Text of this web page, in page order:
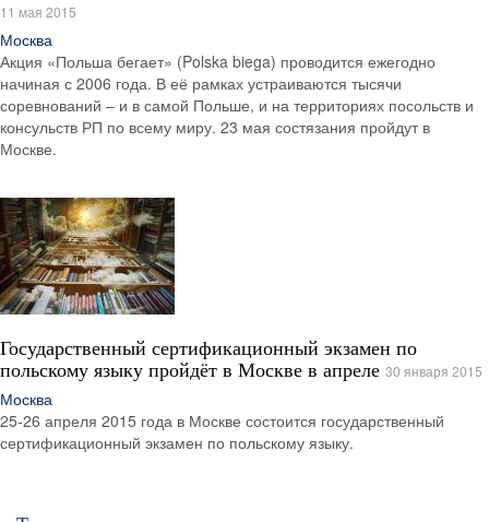
11 мая 2015
Москва
Акция «Польша бегает» (Polska biega) проводится ежегодно
начиная с 2006 года. В её рамках устраиваются тысячи
соревнований – и в самой Польше, и на территориях посольств и
консульств РП по всему миру. 23 мая состязания пройдут в
Москве.
Государственный сертификационный экзамен по
польскому языку пройдёт в Москве в апреле 30 января 2015
Москва
25-26 апреля 2015 года в Москве состоится государственный
сертификационный экзамен по польскому языку.